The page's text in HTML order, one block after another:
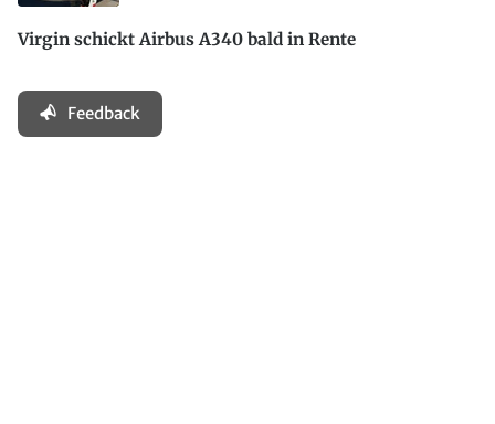
Virgin schickt Airbus A340 bald in Rente
Feedback